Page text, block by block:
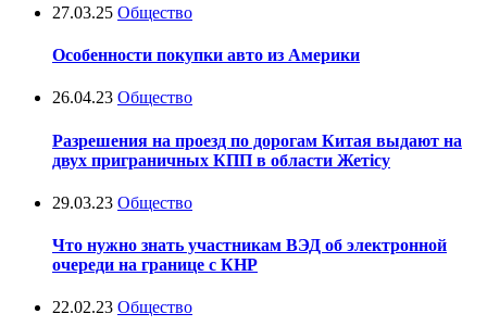
27.03.25 Общество
Особенности покупки авто из Америки
26.04.23 Общество
Разрешения на проезд по дорогам Китая выдают на
двух приграничных КПП в области Жетісу
29.03.23 Общество
Что нужно знать участникам ВЭД об электронной
очереди на границе с КНР
22.02.23 Общество